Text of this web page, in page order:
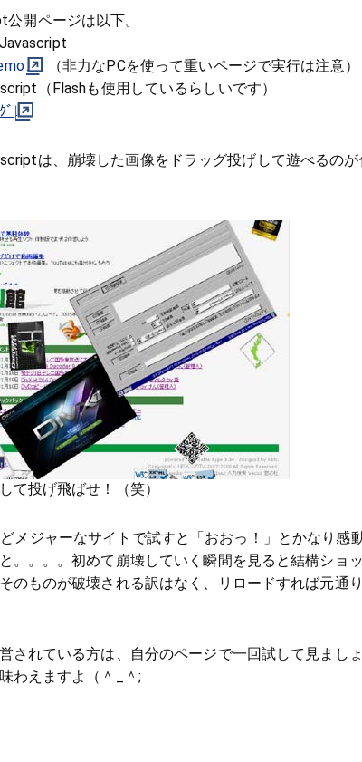
開ページは以下。
（非力なPCを使って重いページで実行は注意）
（Flashも使用しているらしいです）
ﾞ
は、崩壊した画像をドラッグ投げして遊べるの
て投げ飛ばせ！（笑）
メジャーなサイトで試すと「おおっ！」とかなり感
。。。。初めて崩壊していく瞬間を見ると結構ショッ
のものが破壊される訳はなく、リロードすれば元通
されている方は、自分のページで一回試して見まし
わえますよ（＾_＾;